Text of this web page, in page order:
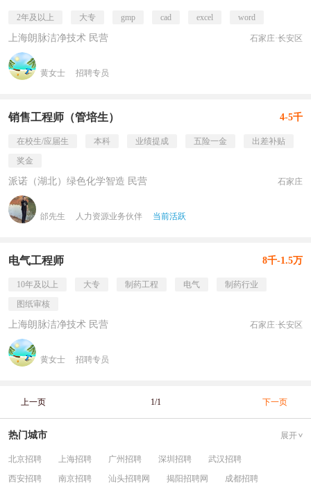
2年及以上 大专 gmp cad excel word
上海朗脉洁净技术 民营 石家庄·长安区
黄女士 招聘专员
销售工程师（管培生） 4-5千
在校生/应届生 本科 业绩提成 五险一金
出差补贴
奖金
派诺（湖北）绿色化学智造 民营 石家庄
邰先生 人力资源业务伙伴 当前活跃
电气工程师 8千-1.5万
10年及以上 大专 制药工程 电气
制药行业
图纸审核
上海朗脉洁净技术 民营 石家庄·长安区
黄女士 招聘专员
上一页 1/1 下一页
热门城市 展开
北京招聘 上海招聘 广州招聘 深圳招聘
武汉招聘
西安招聘
南京招聘 汕头招聘网 揭阳招聘网 成都招聘